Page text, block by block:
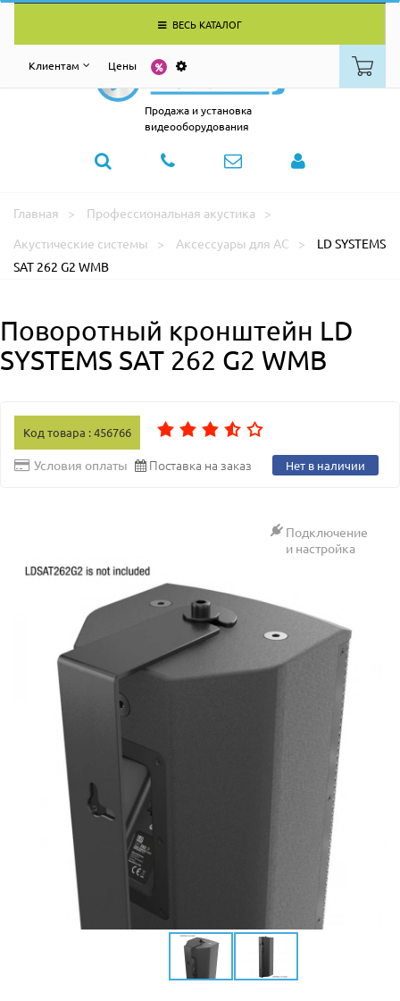
ВЕСЬ КАТАЛОГ
Клиентам Цены
Продажа и установка
видеооборудования
Главная
Профессиональная акустика
Акустические системы
Аксессуары для АС
LD SYSTEMS
SAT 262 G2 WMB
Поворотный кронштейн LD
SYSTEMS SAT 262 G2 WMB
Код товара : 456766
Условия оплаты Поставка на заказ Нет в наличии
Подключение
и настройка